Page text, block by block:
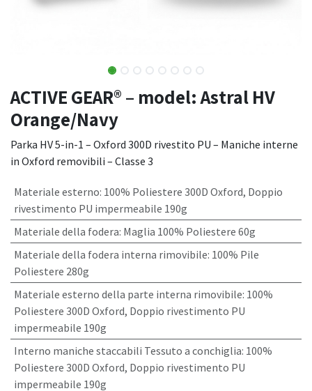
ACTIVE GEAR® – model: Astral HV
Orange/Navy
Parka HV 5-in-1 – Oxford 300D rivestito PU – Maniche interne
in Oxford removibili – Classe 3
Materiale esterno: 100% Poliestere 300D Oxford, Doppio
rivestimento PU impermeabile 190g
Materiale della fodera: Maglia 100% Poliestere 60g
Materiale della fodera interna rimovibile: 100% Pile
Poliestere 280g
Materiale esterno della parte interna rimovibile: 100%
Poliestere 300D Oxford, Doppio rivestimento PU
impermeabile 190g
Interno maniche staccabili Tessuto a conchiglia: 100%
Poliestere 300D Oxford, Doppio rivestimento PU
impermeabile 190g